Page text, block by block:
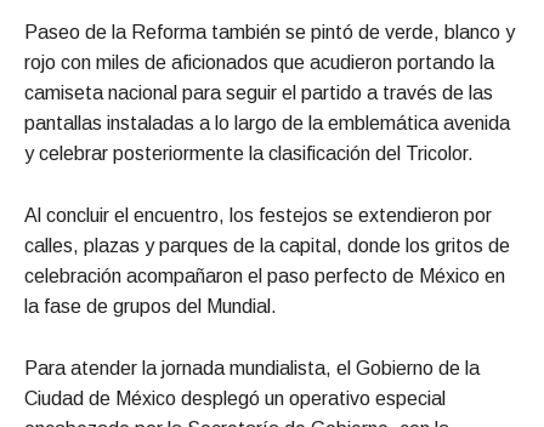
Paseo de la Reforma también se pintó de verde, blanco y
rojo con miles de aficionados que acudieron portando la
camiseta nacional para seguir el partido a través de las
pantallas instaladas a lo largo de la emblemática avenida
y celebrar posteriormente la clasificación del Tricolor.
Al concluir el encuentro, los festejos se extendieron por
calles, plazas y parques de la capital, donde los gritos de
celebración acompañaron el paso perfecto de México en
la fase de grupos del Mundial.
Para atender la jornada mundialista, el Gobierno de la
Ciudad de México desplegó un operativo especial